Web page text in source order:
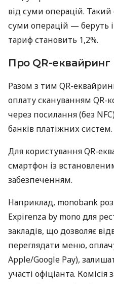
від суми операцій.
суми операцій — беруть
тариф становить 1,2%.
Про QR-еквайринг
Разом з тим QR-
оплату скануванням QR-
через посилання (без
банків платіжних систем.
Для користування QR-
смартфон із
забезпеченням.
Наприклад, monobank
Expirenza by mono для
закладів, що дозволяє
переглядати меню,
Apple/Google Pay),
участі офіціанта.